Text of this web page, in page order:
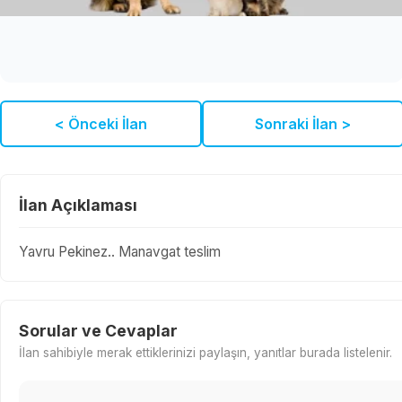
< Önceki İlan Sonraki İlan >
İlan Açıklaması
Yavru Pekinez.. Manavgat teslim
Sorular ve Cevaplar
İlan sahibiyle merak ettiklerinizi paylaşın, yanıtlar burada listelenir.